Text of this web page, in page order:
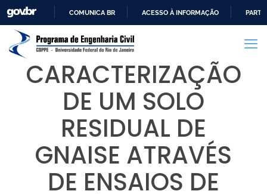
PARA
CONTEÚDO
COMUNICA BR ACESSO À INFORMAÇÃO
CARACTERIZAÇÃO
DE UM SOLO
RESIDUAL DE
GNAISE ATRAVÉS
DE ENSAIOS DE